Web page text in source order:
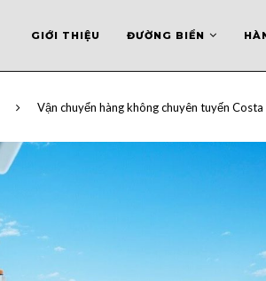
GIỚI THIỆU ĐƯỜNG BIỂN
Vận chuyển hàng không chuyên tuyến Costa